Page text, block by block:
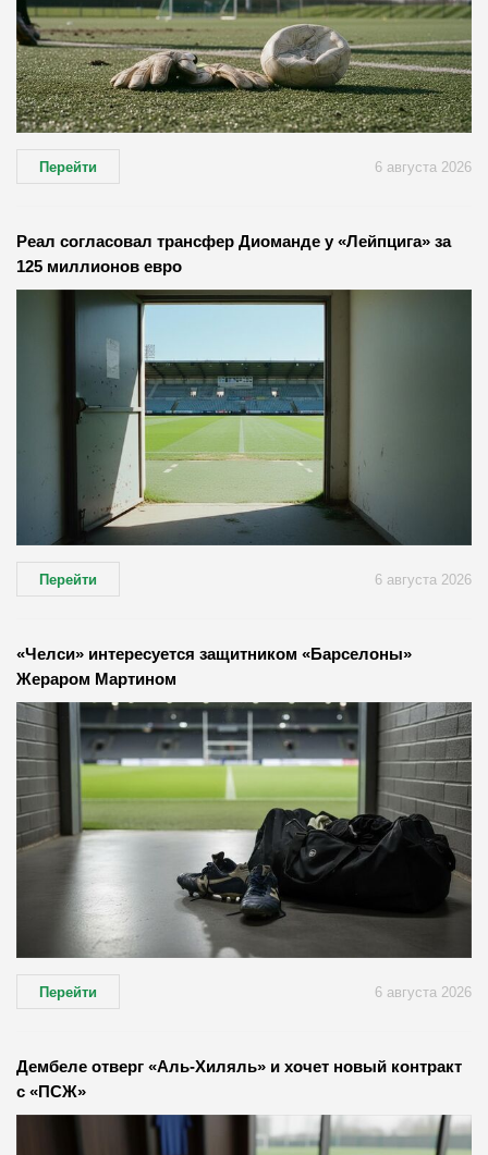
Перейти 6 августа 2026
Реал согласовал трансфер Диоманде у «Лейпцига» за
125 миллионов евро
Перейти 6 августа 2026
«Челси» интересуется защитником «Барселоны»
Жераром Мартином
Перейти 6 августа 2026
Дембеле отверг «Аль-Хиляль» и хочет новый контракт
с «ПСЖ»